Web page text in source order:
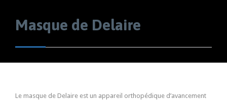
Masque de Delaire
Le masque de Delaire est un appareil orthopédique d’avancement